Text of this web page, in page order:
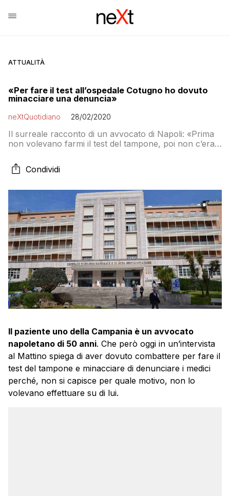
ATTUALITÀ
«Per fare il test all’ospedale Cotugno ho dovuto
minacciare una denuncia»
neXtQuotidiano 28/02/2020
Il surreale racconto di un avvocato di Napoli: «Prima
non volevano farmi il test del tampone, poi non c’era
chiedevano di stare in quarantena. Solo leggendo i
giornali giovedì mattina, ho capito che l’avvocato
Condividi
Il paziente uno della Campania è un avvocato
napoletano di 50 anni. Che però oggi in un’intervista
al Mattino spiega di aver dovuto combattere per fare il
test del tampone e minacciare di denunciare i medici
perché, non si capisce per quale motivo, non lo
volevano effettuare su di lui.